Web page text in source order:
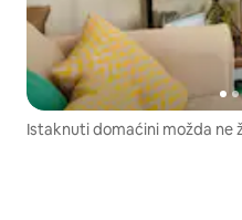
Istaknuti domaćini možda ne